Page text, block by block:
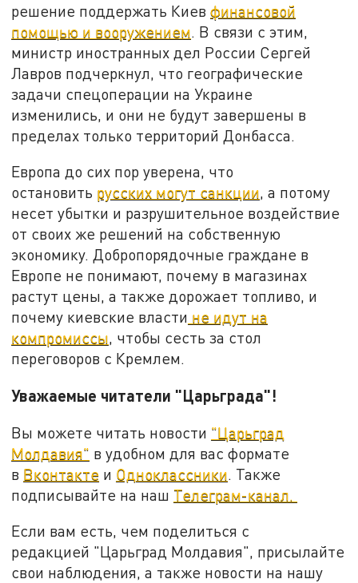
решение поддержать Киевфинансовой
помощью и вооружением . В связи с этим,
министр иностранных дел России Сергей
Лавров подчеркнул, что географические
задачи спецоперации на Украине
изменились, и они не будут завершены в
пределах только территорий Донбасса.
Европа до сих пор уверена, что
остановить русских могут санкции, а потому
несет убытки и разрушительное воздействие
от своих же решений на собственную
экономику. Добропорядочные граждане в
Европе не понимают, почему в магазинах
растут цены, а также дорожает топливо, и
почему киевские власти не идут на
компромиссы, чтобы сесть за стол
переговоров с Кремлем.
Уважаемые читатели "Царьграда"!
Вы можете читать новости "Царьград
Молдавия" в удобном для вас формате
в Вконтакте и Одноклассники . Также
подписывайте на наш Телеграм-канал.
Если вам есть, чем поделиться с
редакцией "Царьград Молдавия", присылайте
свои наблюдения, а также новости на нашу